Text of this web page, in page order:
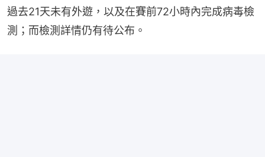
過去21天未有外遊，以及在賽前72小時內完成病毒檢
測；而檢測詳情仍有待公布。